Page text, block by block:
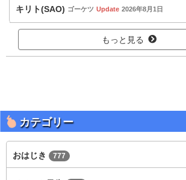
キリト(SAO) ゴーケツ Update 2026年8月1日
もっと見る
カテゴリー
おはじき 777